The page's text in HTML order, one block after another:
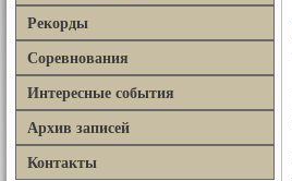
Рекорды
Соревнования
Интересные события
Архив записей
Контакты